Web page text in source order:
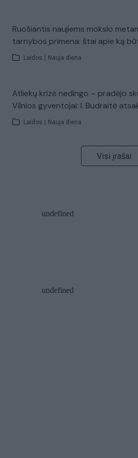
Ruošiantis naujiems mokslo
tarnybos primena: štai apie ką
Laidos Nauja diena
Atliekų krizė nedingo – pradėjo
Vilnios gyventojai: I. Budraitė
Laidos Nauja diena
Visi įrašai